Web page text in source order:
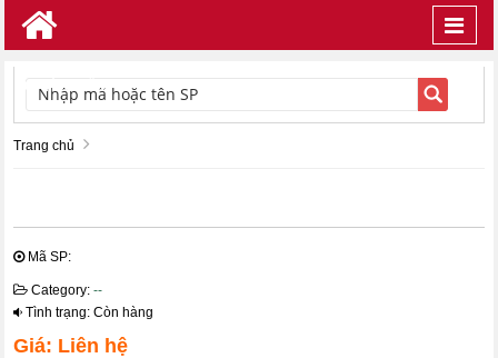
TÌM KIẾM
Trang chủ
Mã SP:
Category:--
Tình trạng: Còn hàng
Giá: Liên hệ